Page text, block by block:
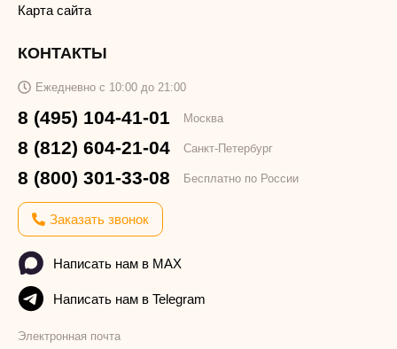
Карта сайта
КОНТАКТЫ
Ежедневно с 10:00 до 21:00
8 (495) 104-41-01 Москва
8 (812) 604-21-04 Санкт-Петербург
8 (800) 301-33-08 Бесплатно по России
Заказать звонок
Написать нам в MAX
Написать нам в Telegram
Электронная почта